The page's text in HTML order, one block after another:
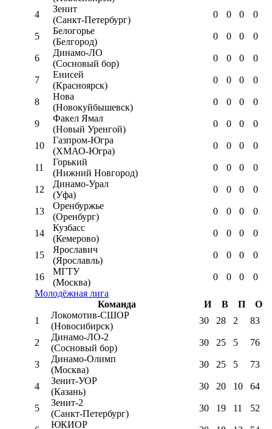
4
Зенит
(Санкт-Петербург)
0 0 0 0
5
Белогорье
(Белгород)
0 0 0 0
6
Динамо-ЛО
(Сосновый бор)
0 0 0 0
7
Енисей
(Красноярск)
0 0 0 0
8
Нова
(Новокуйбышевск)
0 0 0 0
9
Факел Ямал
(Новый Уренгой)
0 0 0 0
10
Газпром-Югра
(ХМАО-Югра)
0 0 0 0
11
Горький
(Нижний Новгород)
0 0 0 0
12
Динамо-Урал
(Уфа)
0 0 0 0
13
Оренбуржье
(Оренбург)
0 0 0 0
14
Кузбасс
(Кемерово)
0 0 0 0
15
Ярославич
(Ярославль)
0 0 0 0
16
МГТУ
(Москва)
0 0 0
0
Молодёжная лига
Команда
И В П
О
1
Локомотив-CШОР
(Новосибирск)
30 28 2 83
2
Динамо-ЛО-2
(Сосновый бор)
30 25 5 76
3
Динамо-Олимп
(Москва)
30 25 5 73
4
Зенит-УОР
(Казань)
30 20 10 64
5
Зенит-2
(Санкт-Петербург)
30 19 11 52
ЮКИОР